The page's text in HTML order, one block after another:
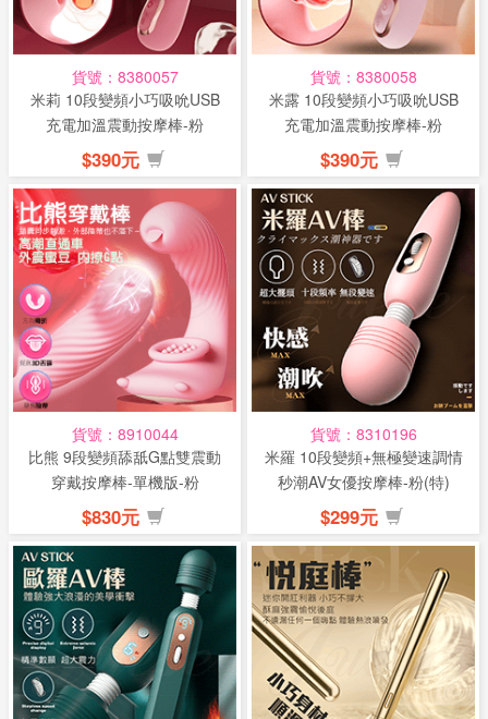
貨號：8380057
米莉 10段變頻小巧吸吮USB
充電加溫震動按摩棒-粉
$390元
貨號：8380058
米露 10段變頻小巧吸吮USB
充電加溫震動按摩棒-粉
$390元
貨號：8910044
比熊 9段變頻舔舐G點雙震動
穿戴按摩棒-單機版-粉
$830元
貨號：8310196
米羅 10段變頻+無極變速調情
秒潮AV女優按摩棒-粉(特)
$299元